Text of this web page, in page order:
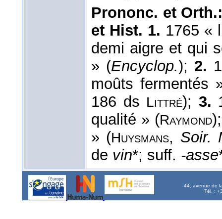
Prononc. et
et Hist. 1. 1765 «
demi aigre et qui
» (Encyclop.); 2.
moûts fermentés
186 ds Littré); 3.
qualité » (Raymond
» (Huysmans, Soir.
de vin*; suff. -asse
44, avenue de
Tél. :